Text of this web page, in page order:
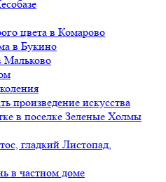
цвета в Комарово
в Букино
Мальково
произведение искусства
в поселке Зеленые Холмы
гладкий Листопад,
в частном доме